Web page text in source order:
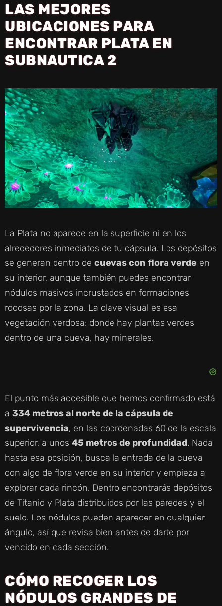
LAS MEJORES
UBICACIONES PARA
ENCONTRAR PLATA EN
SUBNAUTICA 2
La Plata no aparece en la superficie ni en los
alrededores inmediatos de tu cápsula. Los depósitos
se generan dentro de cuevas con flora verde en
su interior, aunque también puedes encontrar
nódulos masivos incrustados en formaciones
rocosas por la zona. La clave visual es esa
vegetación verdosa: donde hay plantas verdes
dentro de una cueva, hay minerales.
El punto más accesible que hemos confirmado está
a 334 metros al norte de la cápsula de
supervivencia, en las coordenadas 60 de la escala
superior, a unos 45 metros de profundidad. Nada
hasta esa posición, busca la entrada de la cueva
con algo de flora verde en su interior y empieza a
explorar cada rincón. Dentro encontrarás depósitos
de Titanio y Plata distribuidos por las paredes y el
suelo. Los nódulos pueden aparecer en cualquier
ángulo, así que revisa bien antes de darte por
vencido en cada sección.
CÓMO RECOGER LOS
NÓDULOS GRANDES DE